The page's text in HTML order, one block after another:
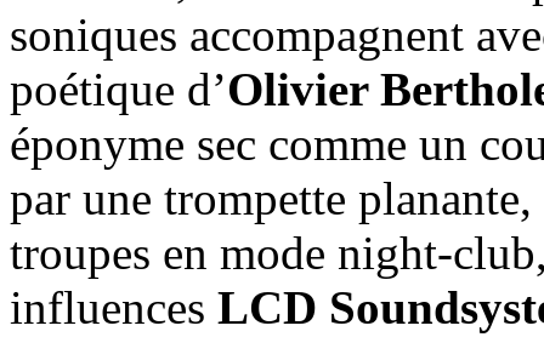
soniques accompagnent
poétique d’Olivier
éponyme sec comme un
par une trompette
troupes en mode night-
influences LCD